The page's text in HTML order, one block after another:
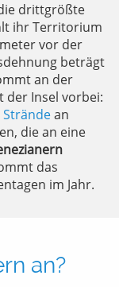
drittgrößte
ihr Territorium
vor der
beträgt
an der
der Insel vorbei:
Strändean
die an eine
das
im Jahr.
an?